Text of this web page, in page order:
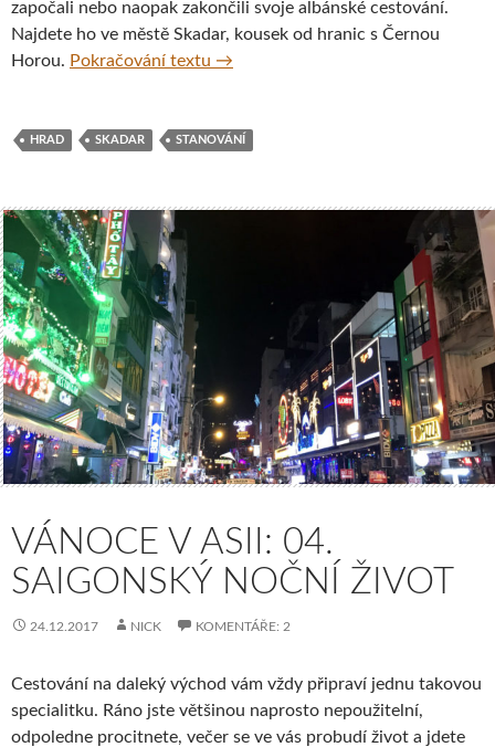
započali nebo naopak zakončili svoje albánské cestování.
Najdete ho ve městě Skadar, kousek od hranic s Černou
Horou. Pokračování textu Skvělý kemp za dobrou cenu –
→
HRAD SKADAR STANOVÁNÍ
VÁNOCE V ASII: 04.
SAIGONSKÝ NOČNÍ ŽIVOT
24.12.2017 NICK KOMENTÁŘE: 2
Cestování na daleký východ vám vždy připraví jednu takovou
specialitku. Ráno jste většinou naprosto nepoužitelní,
odpoledne procitnete, večer se ve vás probudí život a jdete